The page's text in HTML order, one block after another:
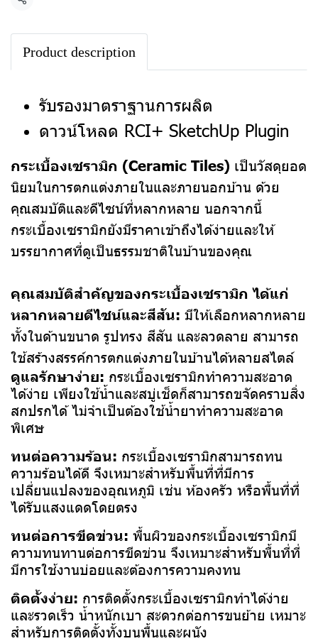
แชร์
Product description
รับรองมาตราฐานการผลิต
ดาวน์โหลด RCI+ SketchUp Plugin
กระเบื้องเซรามิก (Ceramic Tiles) เป็นวัสดุยอด
นิยมในการตกแต่งภายในและภายนอกบ้าน ด้วย
คุณสมบัติและดีไซน์ที่หลากหลาย นอกจากนี้
กระเบื้องเซรามิกยังมีราคาเข้าถึงได้ง่ายและให้
บรรยากาศที่ดูเป็นธรรมชาติในบ้านของคุณ
คุณสมบัติสำคัญของกระเบื้องเซรามิก ได้แก่
หลากหลายดีไซน์และสีสัน: มีให้เลือกหลากหลาย
ทั้งในด้านขนาด รูปทรง สีสัน และลวดลาย สามารถ
ใช้สร้างสรรค์การตกแต่งภายในบ้านได้หลายสไตล์
ดูแลรักษาง่าย: กระเบื้องเซรามิกทำความสะอาด
ได้ง่าย เพียงใช้น้ำและสบู่เช็ดก็สามารถขจัดคราบสิ่ง
สกปรกได้ ไม่จำเป็นต้องใช้น้ำยาทำความสะอาด
พิเศษ
ทนต่อความร้อน: กระเบื้องเซรามิกสามารถทน
ความร้อนได้ดี จึงเหมาะสำหรับพื้นที่ที่มีการ
เปลี่ยนแปลงของอุณหภูมิ เช่น ห้องครัว หรือพื้นที่ที่
ได้รับแสงแดดโดยตรง
ทนต่อการขีดข่วน: พื้นผิวของกระเบื้องเซรามิกมี
ความทนทานต่อการขีดข่วน จึงเหมาะสำหรับพื้นที่ที่
มีการใช้งานบ่อยและต้องการความคงทน
ติดตั้งง่าย: การติดตั้งกระเบื้องเซรามิกทำได้ง่าย
และรวดเร็ว น้ำหนักเบา สะดวกต่อการขนย้าย เหมาะ
สำหรับการติดตั้งทั้งบนพื้นและผนัง